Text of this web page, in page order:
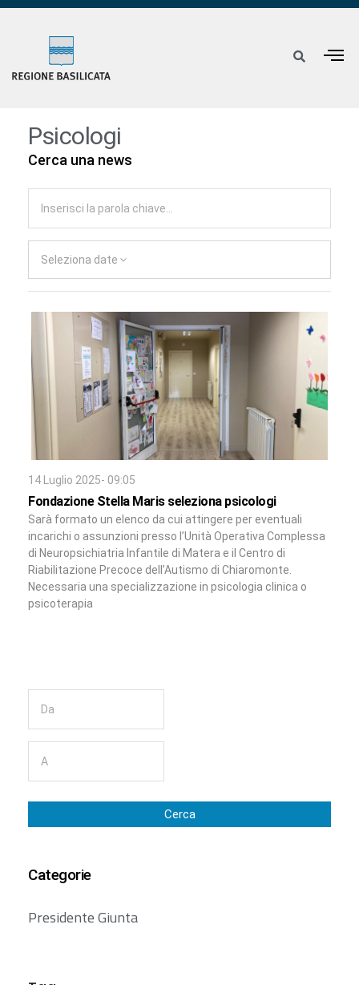
Psicologi
Cerca una news
Seleziona date
14 Luglio 2025- 09:05
Fondazione Stella Maris seleziona psicologi
Sarà formato un elenco da cui attingere per eventuali
incarichi o assunzioni presso l’Unità Operativa Complessa
di Neuropsichiatria Infantile di Matera e il Centro di
Riabilitazione Precoce dell’Autismo di Chiaromonte.
Necessaria una specializzazione in psicologia clinica o
psicoterapia
Cerca
Categorie
Presidente Giunta